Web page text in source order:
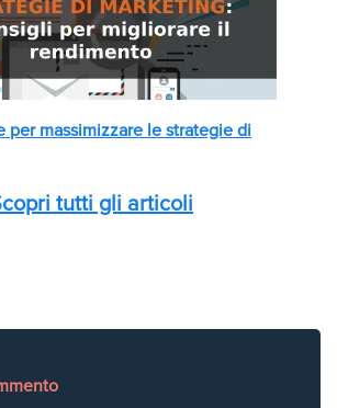
per massimizzare le strategie di
tutti gli articoli